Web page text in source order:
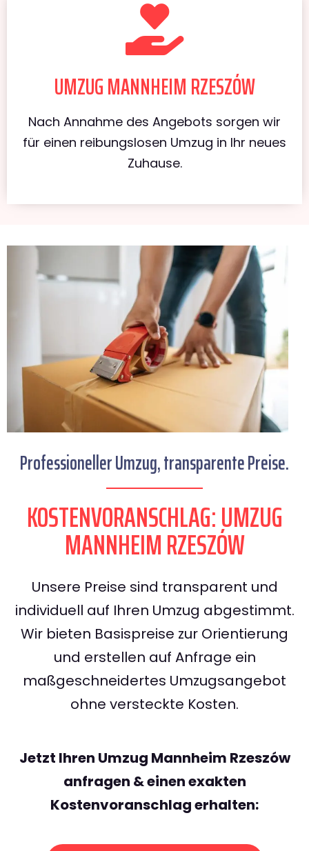
UMZUG MANNHEIM RZESZÓW
Nach Annahme des Angebots sorgen wir
für einen reibungslosen Umzug in Ihr neues
Zuhause.
Professioneller Umzug, transparente Preise.
KOSTENVORANSCHLAG: UMZUG
MANNHEIM RZESZÓW
Unsere Preise sind transparent und
individuell auf Ihren Umzug abgestimmt.
Wir bieten Basispreise zur Orientierung
und erstellen auf Anfrage ein
maßgeschneidertes Umzugsangebot
ohne versteckte Kosten.
Jetzt Ihren Umzug Mannheim Rzeszów
anfragen & einen exakten
Kostenvoranschlag erhalten: